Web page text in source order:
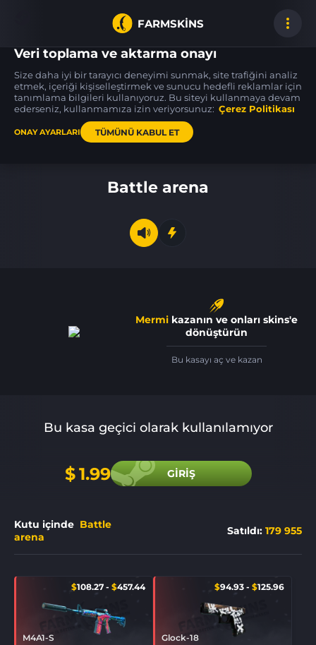
FARMSKINS
P250
Cassette FN
Glock-18
Umbral Rabbit BS
Galil AR
Destroyer
Battle arena
Mermi kazanın ve onları skins'e
dönüştürün
Bu kasayı aç ve kazan
Bu kasa geçici olarak kullanılamıyor
$1.99 GIRIŞ
Kutu içinde Battle
arena
Satıldı: 179 955
$108.27 - $457.44
M4A1-S
$94.93 - $125.96
Glock-18
Veri toplama ve aktarma onayı
Size daha iyi bir tarayıcı deneyimi sunmak, site trafiğini analiz
etmek, içeriği kişiselleştirmek ve sunucu hedefli reklamlar için
tanımlama bilgileri kullanıyoruz. Bu siteyi kullanmaya devam
ederseniz, kullanmamıza izin veriyorsunuz: Çerez Politikası
ONAY AYARLARI TÜMÜNÜ KABUL ET